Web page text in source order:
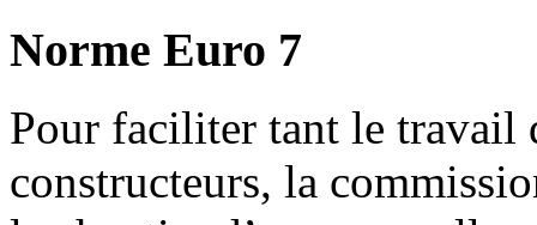
Norme Euro 7
Pour faciliter tant le travail
constructeurs, la